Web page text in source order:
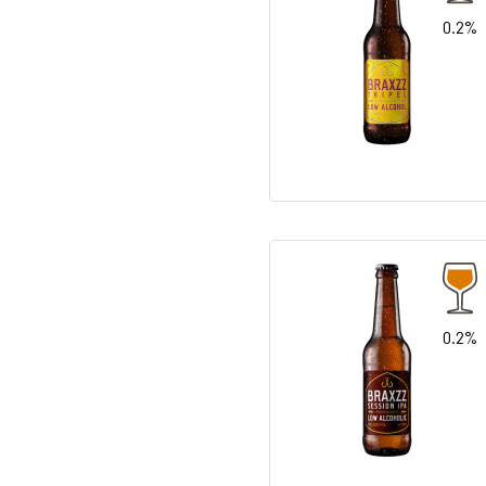
0.2%
0.2%